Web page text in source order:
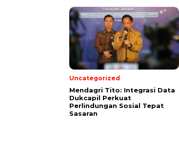
Uncategorized
Mendagri Tito: Integrasi Data
Dukcapil Perkuat
Perlindungan Sosial Tepat
Sasaran